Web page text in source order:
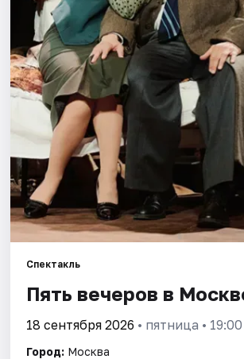
Площадки
Артисты
Рейтинги
Спектакль
Пять вечеров в
18 сентября 2026 • пятница • 19:00
Город: Москва